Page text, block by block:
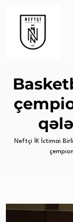
Neftçi İK İctimai